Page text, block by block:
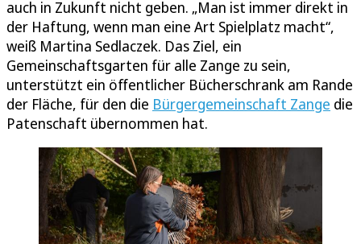
auch in Zukunft nicht geben. „Man ist immer direkt in
der Haftung, wenn man eine Art Spielplatz macht“,
weiß Martina Sedlaczek. Das Ziel, ein
Gemeinschaftsgarten für alle Zange zu sein,
unterstützt ein öffentlicher Bücherschrank am Rande
der Fläche, für den die Bürgergemeinschaft Zange die
Patenschaft übernommen hat.